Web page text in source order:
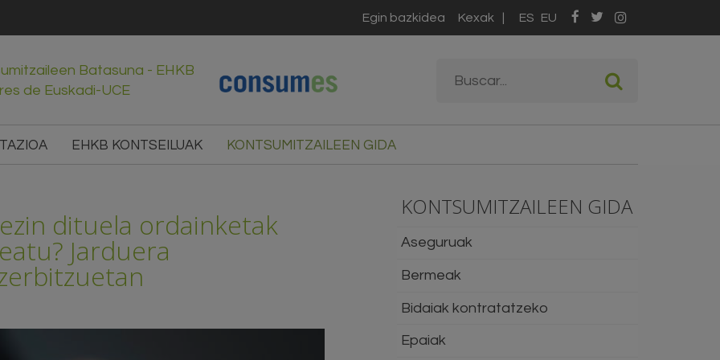
ES EU
Egin bazkidea Kexak
Batasuna - EHKB
de Euskadi-UCE
EHKB KONTSEILUAK KONTSUMITZAILEEN GIDA
dituela ordainketak
Jarduera
KONTSUMITZAILEEN GIDA
Aseguruak
Bermeak
Bidaiak kontratatzeko
Epaiak